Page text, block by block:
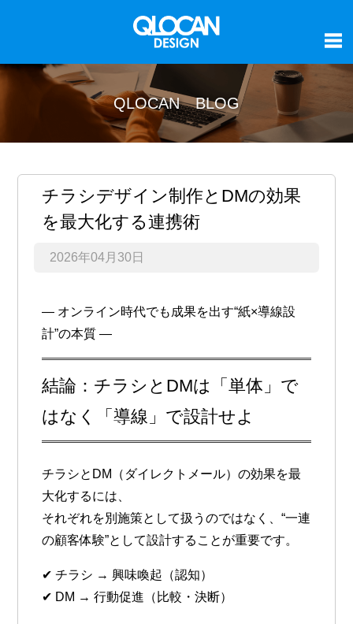
QLOCAN BLOG
チラシデザイン制作とDMの効果
を最大化する連携術
2026年04月30日
― オンライン時代でも成果を出す“紙×導線設
計”の本質 ―
結論：チラシとDMは「単体」で
はなく「導線」で設計せよ
チラシとDM（ダイレクトメール）の効果を最
大化するには、
それぞれを別施策として扱うのではなく、“一連
の顧客体験”として設計することが重要です。
✔ チラシ → 興味喚起（認知）
✔ DM → 行動促進（比較・決断）